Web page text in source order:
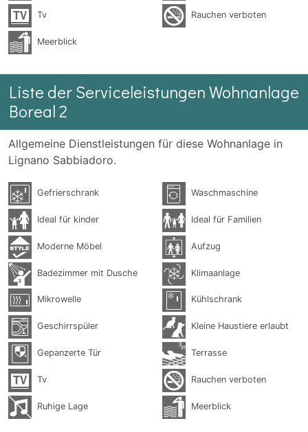
Tv Rauchen verboten
Meerblick
Liste der Serviceleistungen Wohnanlage
Boreal 2
Allgemeine Dienstleistungen für diese Wohnanlage in
Lignano Sabbiadoro.
Gefrierschrank Waschmaschine
Ideal für kinder Ideal für Familien
Moderne Möbel Aufzug
Badezimmer mit Dusche Klimaanlage
Mikrowelle Kühlschrank
Geschirrspüler Kleine Haustiere erlaubt
Gepanzerte Tür Terrasse
Tv Rauchen verboten
Ruhige Lage Meerblick